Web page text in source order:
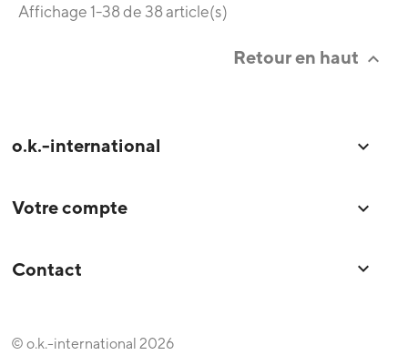
Affichage 1-38 de 38 article(s)
Retour en haut 
o.k.-international 
Votre compte 
Contact keyboard_arrow_down
© o.k.-international 2026